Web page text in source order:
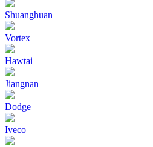
Shuanghuan
Vortex
Hawtai
Jiangnan
Dodge
Iveco